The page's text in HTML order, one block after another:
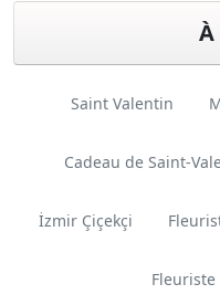
Saint Valentin
Cadeau de Saint-
İzmir Çiçekçi